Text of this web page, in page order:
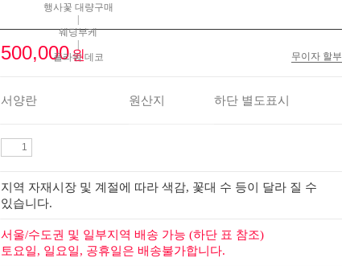
행사꽃 대량구매
|
웨딩부케
|
플라워 데코
500,000원 무이자 할부
서양란 원산지 하단 별도표시
지역 자재시장 및 계절에 따라 색감, 꽃대 수 등이 달라 질 수
있습니다.
서울/수도권 및 일부지역 배송 가능 (하단 표 참조)
토요일, 일요일, 공휴일은 배송불가합니다.